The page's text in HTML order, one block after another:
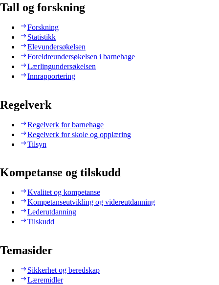
Tall og forskning
Forskning
Statistikk
Elevundersøkelsen
Foreldreundersøkelsen i barnehage
Lærlingundersøkelsen
Innrapportering
Regelverk
Regelverk for barnehage
Regelverk for skole og opplæring
Tilsyn
Kompetanse og tilskudd
Kvalitet og kompetanse
Kompetanseutvikling og videreutdanning
Lederutdanning
Tilskudd
Temasider
Sikkerhet og beredskap
Læremidler